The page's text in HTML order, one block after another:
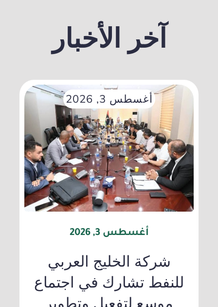
آخر الأخبار
أغسطس 3, 2026
أغسطس 3, 2026
شركة الخليج العربي
للنفط تشارك في اجتماع
موسع لتفعيل وتطوير